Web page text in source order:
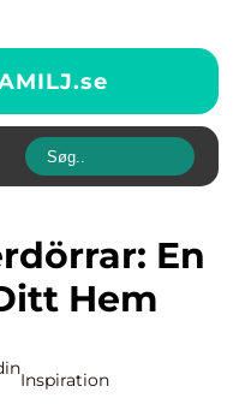
se
Hem
Inspiration